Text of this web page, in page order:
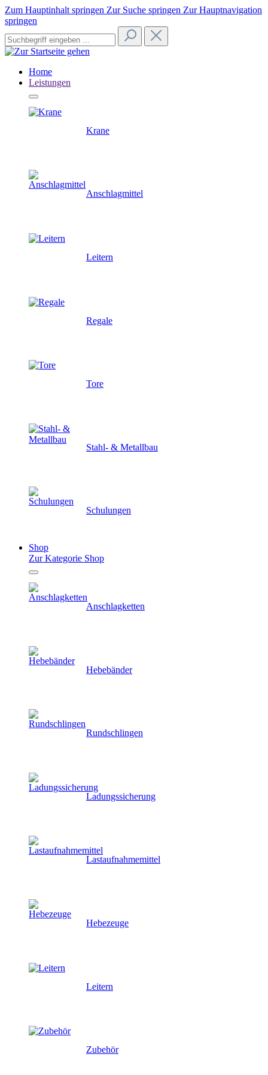
Zum Hauptinhalt springen Zur Suche springen Zur Hauptnavigation
springen
Home
Leistungen
Krane
Anschlagmittel
Leitern
Regale
Tore
Stahl- & Metallbau
Schulungen
Shop
Zur Kategorie Shop
Anschlagketten
Hebebänder
Rundschlingen
Ladungssicherung
Lastaufnahmemittel
Hebezeuge
Leitern
Zubehör